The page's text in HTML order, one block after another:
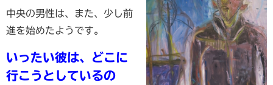
中央の男性は、また、少し前
進を始めたようです。
いったい彼は、どこに
行こうとしているの